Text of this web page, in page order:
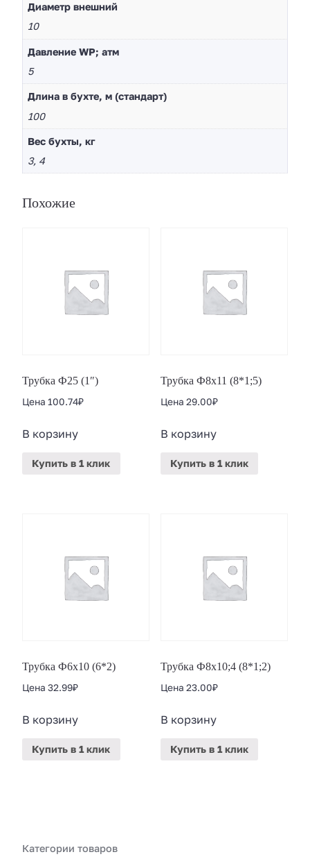
Диaметр внешний
10
Давление WP; атм
5
Длина в бухте, м (стандарт)
100
Вес бухты, кг
3, 4
Похожие
Трубка Ф25 (1″)
Цена 100.74₽
В корзину
Купить в 1 клик
Трубка Ф8х11 (8*1;5)
Цена 29.00₽
В корзину
Купить в 1 клик
Трубка Ф6х10 (6*2)
Цена 32.99₽
В корзину
Купить в 1 клик
Трубка Ф8х10;4 (8*1;2)
Цена 23.00₽
В корзину
Купить в 1 клик
Категории товаров